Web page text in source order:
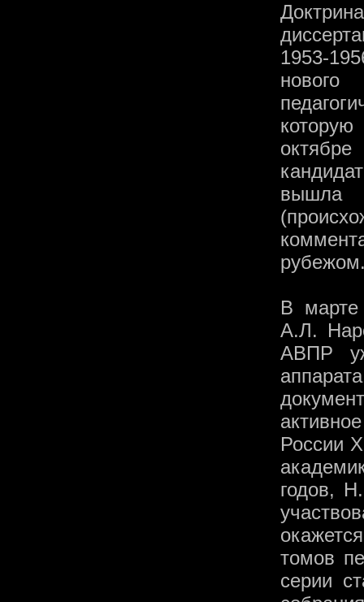
1953-
нового
вышла
В марте
А.Л.
АВПР
России
годов,
томов
серии